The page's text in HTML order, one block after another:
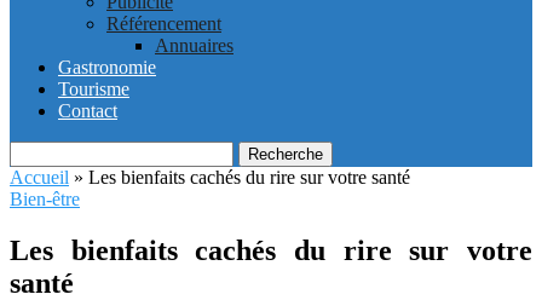
Référencement
Annuaires
Gastronomie
Tourisme
Contact
Recherche
Accueil » Les bienfaits cachés du rire sur votre santé
Bien-être
Les bienfaits cachés du rire sur votre
santé